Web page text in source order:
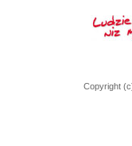
Copyright